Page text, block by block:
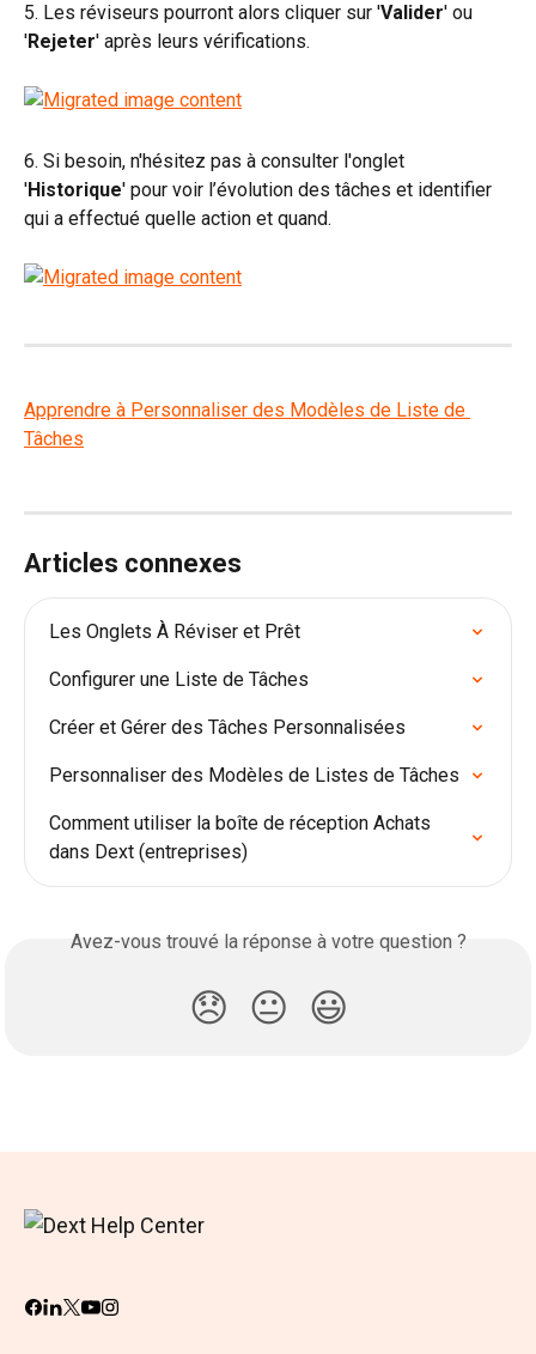
5. Les réviseurs pourront alors cliquer sur 'Valider' ou
'Rejeter' après leurs vérifications.
6. Si besoin, n'hésitez pas à consulter l'onglet
'Historique' pour voir l’évolution des tâches et identifier
qui a effectué quelle action et quand.
Apprendre à Personnaliser des Modèles de Liste de
Tâches
Articles connexes
Les Onglets À Réviser et Prêt
Configurer une Liste de Tâches
Créer et Gérer des Tâches Personnalisées
Personnaliser des Modèles de Listes de Tâches
Comment utiliser la boîte de réception Achats
dans Dext (entreprises)
Avez-vous trouvé la réponse à votre question ?
😞 😐 😃